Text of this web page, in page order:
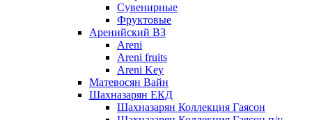
Сувенирные
Фруктовые
Аренийский ВЗ
Areni
Areni fruits
Areni Key
Матевосян Вайн
Шахназарян ЕКД
Шахназарян Коллекция Гаясон